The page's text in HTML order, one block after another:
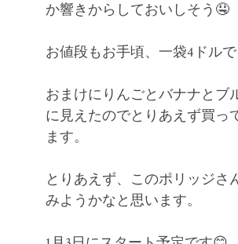
か響きからしておいしそう🤤
お値段もお手頃、一袋4ドル
おまけにりんごとバナナとブ
に見えたのでとりあえず買っ
ます。
とりあえず、このポリッジさ
みようかなと思います。